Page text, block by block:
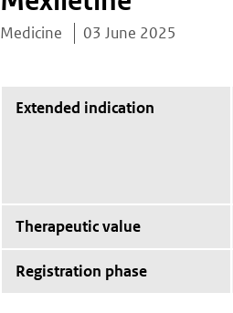
Medicine 03 June 2025
Extended indication
Therapeutic value
Registration phase